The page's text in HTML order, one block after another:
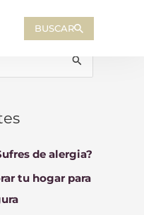
BUSCAR
de alergia?
tu hogar para